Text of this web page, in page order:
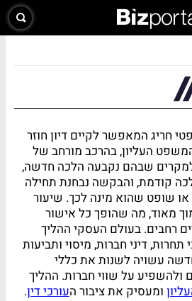
חריג המאפשר לקיים דיון חוזר
העליון, בהרכב מורחב של
שבהם נקבעה הלכה חדשה,
קודמת, והבקשה נבחנת תחילה
שופט שהוא מינה לכך. שיעור
מאוד, מה שהופך כל אישור
רחבים. בעולם העסקי ההליך
תחרות, דיני חברות, מיסוי ותביעות
עשויה לשנות את כללי
על שווי חברות. ההליך
ומעסיק את ציבור העורכי דין.